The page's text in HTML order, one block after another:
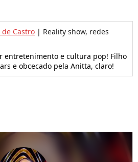
Castro | Reality show, redes
entretenimento e cultura pop! Filho
e obcecado pela Anitta, claro!